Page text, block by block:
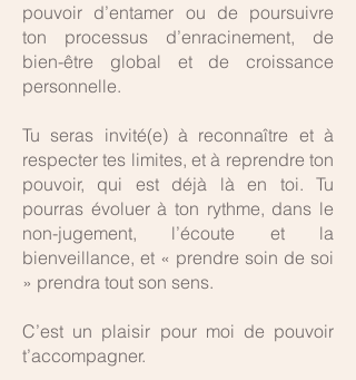
pouvoir d’entamer ou de poursuivre
ton processus d’enracinement, de
bien-être global et de croissance
personnelle.
Tu seras invité(e) à reconnaître et à
respecter tes limites, et à reprendre ton
pouvoir, qui est déjà là en toi. Tu
pourras évoluer à ton rythme, dans le
non-jugement, l’écoute et la
bienveillance, et « prendre soin de soi
» prendra tout son sens.
C’est un plaisir pour moi de pouvoir
t’accompagner.